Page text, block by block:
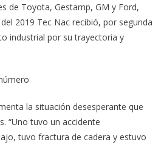
de Toyota, Gestamp, GM y Ford,
2019 Tec Nac recibió, por segunda
industrial por su trayectoria y
la situación desesperante que
“Uno tuvo un accidente
tuvo fractura de cadera y estuvo